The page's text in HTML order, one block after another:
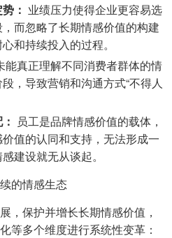
： 业绩压力使得企业更容易选
而忽略了长期情感价值的构建
和持续投入的过程。
能真正理解不同消费者群体的情
，导致营销和沟通方式“不得人
员工是品牌情感价值的载体，
值的认同和支持，无法形成一
建设就无从谈起。
的情感生态
，保护并增长长期情感价值，
等多个维度进行系统性变革：